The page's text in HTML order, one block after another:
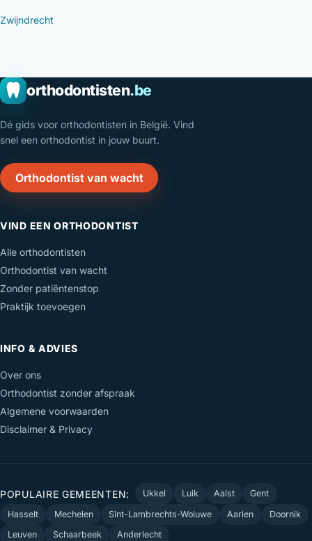
Zwijndrecht
orthodontisten.be
Dé gids voor orthodontisten in België. Vind
snel een orthodontist in jouw buurt.
Orthodontist van wacht
VIND EEN ORTHODONTIST
Alle orthodontisten
Orthodontist van wacht
Zonder patiëntenstop
Praktijk toevoegen
INFO & ADVIES
Over ons
Orthodontist zonder afspraak
Algemene voorwaarden
Disclaimer & Privacy
POPULAIRE GEMEENTEN: Ukkel Luik Aalst
Gent
Hasselt
Mechelen Sint-Lambrechts-Woluwe Aarlen
Doornik
Leuven
Schaarbeek Anderlecht